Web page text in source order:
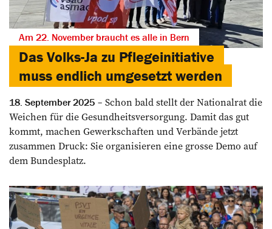
Am 22. November braucht es alle in Bern
Das Volks-Ja zu Pflegeinitiative
muss endlich umgesetzt werden
18. September 2025
Schon bald stellt der Nationalrat die
Weichen für die Gesundheitsversorgung. Damit das gut
kommt, machen Gewerkschaften und Verbände jetzt
zusammen Druck: Sie organisieren eine grosse Demo auf
dem Bundesplatz.